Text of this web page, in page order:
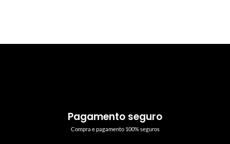
Pagamento seguro
Compra e pagamento 100% seguros